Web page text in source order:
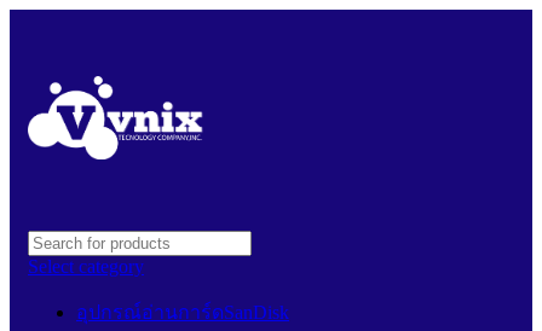
Select category
อุปกรณ์อ่านการ์ดSanDisk